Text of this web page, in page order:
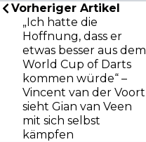
Vorheriger Artikel
„Ich hatte die
Hoffnung, dass er
etwas besser aus dem
World Cup of Darts
kommen würde“ –
Vincent van der Voort
sieht Gian van Veen
mit sich selbst
kämpfen